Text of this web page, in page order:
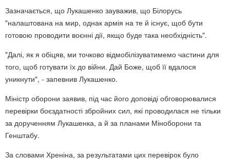
Зазначається, що Лукашенко зауважив, що Білорусь
"налаштована на мир, однак армія на те й існує, щоб бути
готовою проводити воєнні дії, якщо буде така необхідність".
"Далі, як я обіцяв, ми точково відмобілізуватимемо частини для
того, щоб готувати їх до війни. Дай Боже, щоб її вдалося
уникнути", - запевнив Лукашенко.
Міністр оборони заявив, під час його доповіді обговорювалися
перевірки боєздатності збройних сил, які проводилася не тільки
за дорученням Лукашенка, а й за планами Міноборони та
Генштабу.
За словами Хреніна, за результатами цих перевірок було